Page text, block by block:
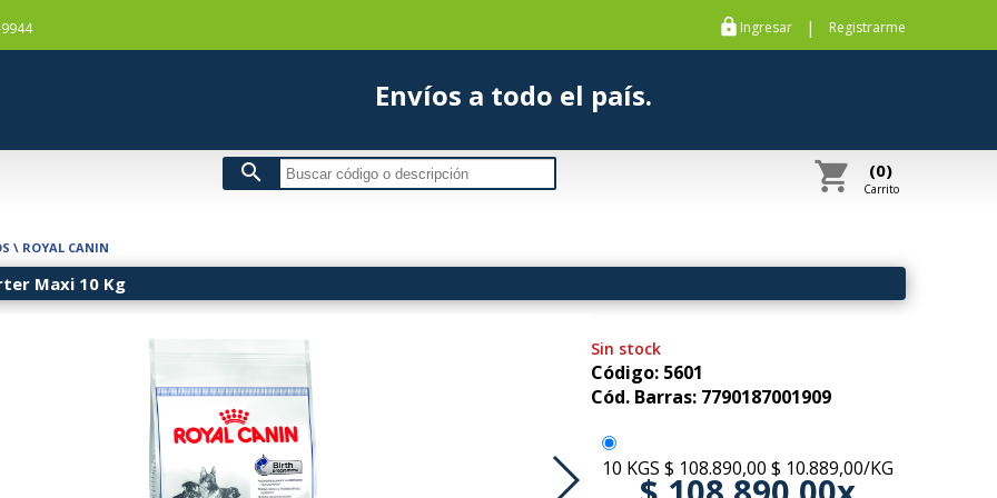
https Ingresar | Registrarme
Envíos a todo el país.
search shopping_cart (0)
Carrito
\ ROYAL CANIN
Maxi 10 Kg
Sin stock
Código: 5601
Cód. Barras: 7790187001909
10 KGS $ 108.890,00 $ 10.889,00/KG